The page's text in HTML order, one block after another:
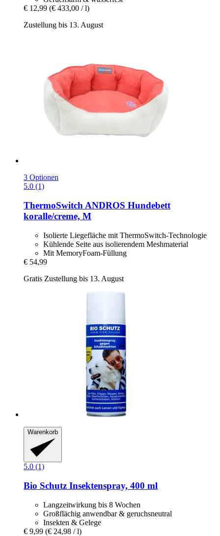
€ 12,99 (€ 433,00 / l)
Zustellung bis 13. August
3 Optionen
5.0 (1)
ThermoSwitch ANDROS Hundebett
koralle/creme, M
Isolierte Liegefläche mit ThermoSwitch-Technologie
Kühlende Seite aus isolierendem Meshmaterial
Mit MemoryFoam-Füllung
€ 54,99
Gratis Zustellung bis 13. August
Warenkorb
5.0 (1)
Bio Schutz Insektenspray, 400 ml
Langzeitwirkung bis 8 Wochen
Großflächig anwendbar & geruchsneutral
Insekten & Gelege
€ 9,99 (€ 24,98 / l)